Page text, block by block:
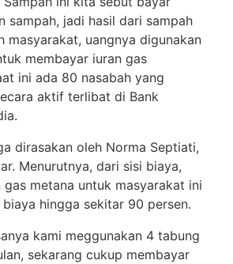
sampah, jadi hasil dari sampah
masyarakat, uangnya digunakan
membayar iuran gas
ini ada 80 nasabah yang
aktif terlibat di Bank
dirasakan oleh Norma Septiati,
Menurutnya, dari sisi biaya,
metana untuk masyarakat ini
hingga sekitar 90 persen.
kami meggunakan 4 tabung
sekarang cukup membayar